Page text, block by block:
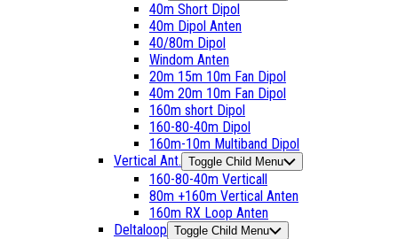
40m Short Dipol
40m Dipol Anten
40/80m Dipol
Windom Anten
20m 15m 10m Fan Dipol
40m 20m 10m Fan Dipol
160m short Dipol
160-80-40m Dipol
160m-10m Multiband Dipol
Vertical Ant. Toggle Child Menu
160-80-40m Verticall
80m +160m Vertical Anten
160m RX Loop Anten
Deltaloop Toggle Child Menu